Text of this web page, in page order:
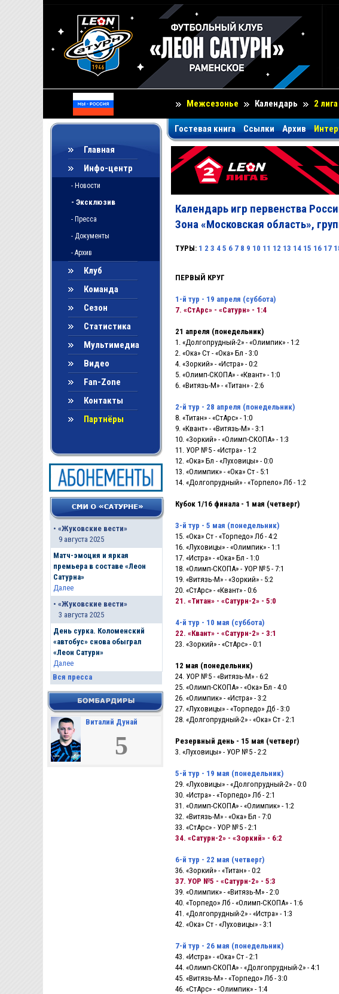
Межсезонье Календарь 2 лига
Главная
Инфо-центр
- Новости
- Эксклюзив
- Пресса
- Документы
- Архив
Клуб
Команда
Сезон
Статистика
Мультимедиа
Видео
Fan-Zone
Контакты
Партнёры
• «Жуковские вести»
9 августа 2025
Матч-эмоция и яркая
премьера в составе «Леон
Сатурна»
Далее
• «Жуковские вести»
3 августа 2025
День сурка. Коломенский
«автобус» снова обыграл
«Леон Сатурн»
Далее
Вся пресса
Виталий Дунай
5
Гостевая книга Ссылки Архив
Календарь игр первенства
Зона «Московская область»,
ТУРЫ: 1 2 3 4 5 6 7 8 9 10 11 12 13 14 15 16 17
ПЕРВЫЙ КРУГ
1-й тур - 19 апреля (суббота)
7. «СтАрс» - «Сатурн» - 1:4
21 апреля (понедельник)
1. «Долгопрудный-2» - «Олимпик» - 1:2
2. «Ока» Ст - «Ока» Бл - 3:0
4. «Зоркий» - «Истра» - 0:2
5. «Олимп-СКОПА» - «Квант» - 1:0
6. «Витязь-М» - «Титан» - 2:6
2-й тур - 28 апреля (понедельник)
8. «Титан» - «СтАрс» - 1:0
9. «Квант» - «Витязь-М» - 3:1
10. «Зоркий» - «Олимп-СКОПА» - 1:3
11. УОР №5 - «Истра» - 1:2
12. «Ока» Бл - «Луховицы» - 0:0
13. «Олимпик» - «Ока» Ст - 5:1
14. «Долгопрудный» - «Торпело» Лб - 1:2
Кубок 1/16 финала - 1 мая (четверг)
3-й тур - 5 мая (понедельник)
15. «Ока» Ст - «Торпедо» Лб - 4:2
16. «Луховицы» - «Олимпик» - 1:1
17. «Истра» - «Ока» Бл - 1:0
18. «Олимп-СКОПА» - УОР №5 - 7:1
19. «Витязь-М» - «Зоркий» - 5:2
20. «СтАрс» - «Квант» - 0:6
21. «Титан» - «Сатурн-2» - 5:0
4-й тур - 10 мая (суббота)
22. «Квант» - «Сатурн-2» - 3:1
23. «Зоркий» - «СтАрс» - 0:1
12 мая (понедельник)
24. УОР №5 - «Витязь-М» - 6:2
25. «Олимп-СКОПА» - «Ока» Бл - 4:0
26. «Олимпик» - «Истра» - 3:2
27. «Луховицы» - «Торпедо» Дб - 3:0
28. «Долгопрудный-2» - «Ока» Ст - 2:1
Резервный день - 15 мая (четверг)
3. «Луховицы» - УОР №5 - 2:2
5-й тур - 19 мая (понедельник)
29. «Луховицы» - «Долгопрудный-2» - 0:0
30. «Истра» - «Торпедо» Лб - 2:1
31. «Олимп-СКОПА» - «Олимпик» - 1:2
32. «Витязь-М» - «Ока» Бл - 7:0
33. «СтАрс» - УОР №5 - 2:1
34. «Сатурн-2» - «Зоркий» - 6:2
6-й тур - 22 мая (четверг)
36. «Зоркий» - «Титан» - 0:2
37. УОР №5 - «Сатурн-2» - 5:3
39. «Олимпик» - «Витязь-М» - 2:0
40. «Торпедо» Лб - «Олимп-СКОПА» - 1:6
41. «Долгопрудный-2» - «Истра» - 1:3
42. «Ока» Ст - «Луховицы» - 3:1
7-й тур - 26 мая (понедельник)
43. «Истра» - «Ока» Ст - 2:1
44. «Олимп-СКОПА» - «Долгопрудный-2» - 4:1
45. «Витязь-М» - «Торпедо» Лб - 3:0
46. «СтАрс» - «Олимпик» - 1:4